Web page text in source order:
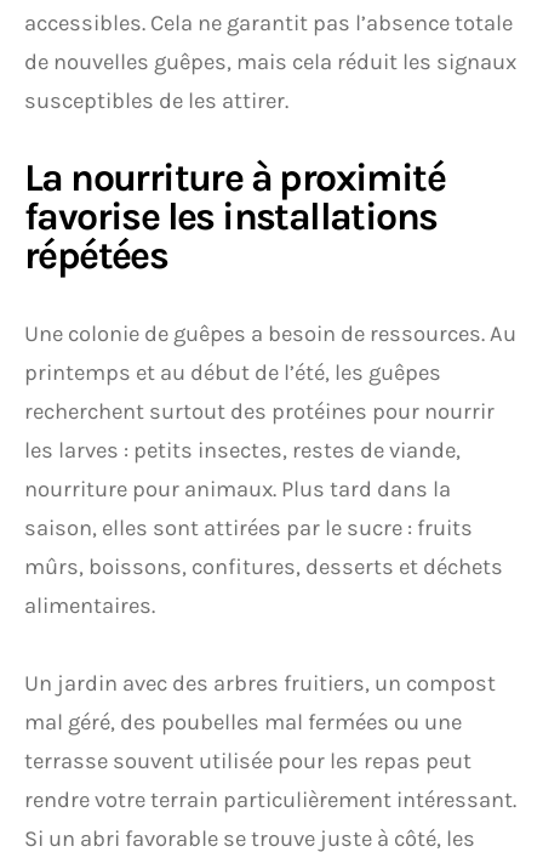
accessibles. Cela ne garantit pas l’absence totale
de nouvelles guêpes, mais cela réduit les signaux
susceptibles de les attirer.
La nourriture à proximité
favorise les installations
répétées
Une colonie de guêpes a besoin de ressources. Au
printemps et au début de l’été, les guêpes
recherchent surtout des protéines pour nourrir
les larves : petits insectes, restes de viande,
nourriture pour animaux. Plus tard dans la
saison, elles sont attirées par le sucre : fruits
mûrs, boissons, confitures, desserts et déchets
alimentaires.
Un jardin avec des arbres fruitiers, un compost
mal géré, des poubelles mal fermées ou une
terrasse souvent utilisée pour les repas peut
rendre votre terrain particulièrement intéressant.
Si un abri favorable se trouve juste à côté, les